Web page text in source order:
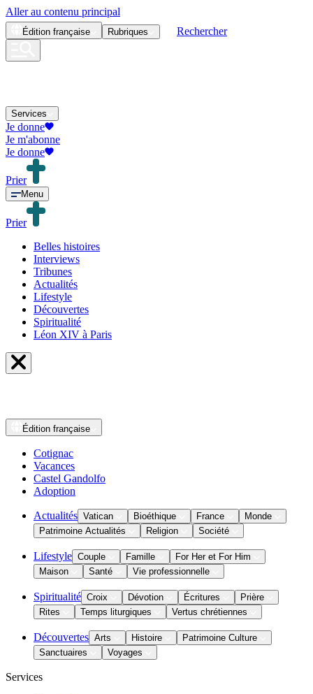
Aller au contenu principal
Édition française Rubriques Rechercher
Services
Je donne
Je m'abonne
Je donne
Prier
Menu
Prier
Belles histoires
Interviews
Tribunes
Actualités
Lifestyle
Découvertes
Spiritualité
Léon XIV à Paris
Édition française
Cotignac
Vacances
Castel Gandolfo
Adoption
Actualités Vatican Bioéthique France
Monde
Patrimoine Actualités
Religion Société
Lifestyle Couple Famille
For Her et For Him
Maison
Santé Vie professionnelle
Spiritualité Croix Dévotion Écritures
Prière
Rites
Temps liturgiques Vertus chrétiennes
Découvertes Arts Histoire
Patrimoine Culture
Sanctuaires
Voyages
Services